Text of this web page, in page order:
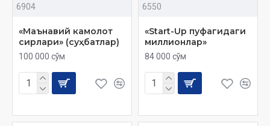
6904
«Маънавий камолот
сирлари» (суҳбатлар)
100 000 сўм
6550
«Start-Up пуфагидаги
миллионлар»
84 000 сўм